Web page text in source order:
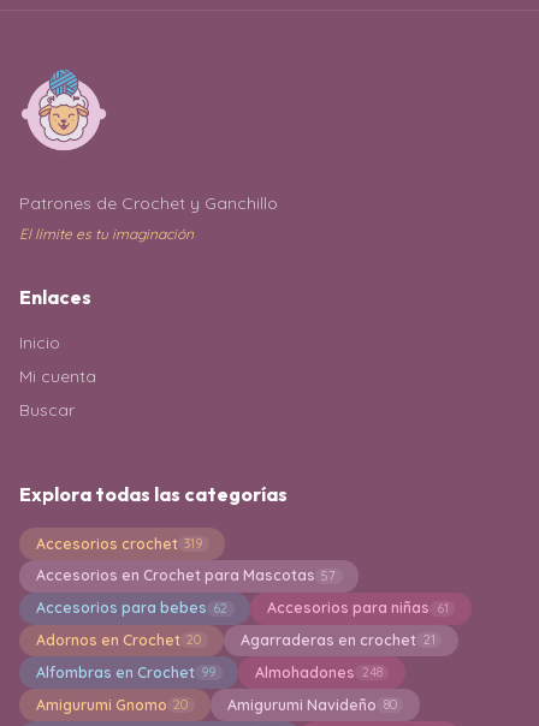
Patrones de Crochet y Ganchillo
El límite es tu imaginación
Enlaces
Inicio
Mi cuenta
Buscar
Explora todas las categorías
Accesorios crochet 319
Accesorios en Crochet para Mascotas 57
Accesorios para bebes 62 Accesorios para niñas 61
Adornos en Crochet 20 Agarraderas en crochet 21
Alfombras en Crochet 99 Almohadones 248
Amigurumi Gnomo 20 Amigurumi Navideño 80